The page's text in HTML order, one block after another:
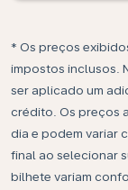
* Os preços
impostos inclusos.
ser aplicado um
crédito. Os preços
dia e podem variar
final ao selecionar
bilhete variam